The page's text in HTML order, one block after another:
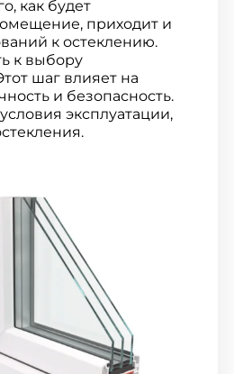
как будет
приходит и
к остеклению.
к выбору
шаг влияет на
и безопасность.
эксплуатации,